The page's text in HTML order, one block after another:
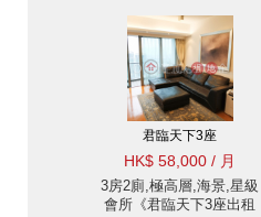
君臨天下3座
HK$ 58,000 / 月
3房2廁,極高層,海景,星級
會所《君臨天下3座出租